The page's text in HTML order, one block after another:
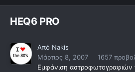
HEQ6 PRO
Από Nakis
Μάρτιος 8, 2007
1657
Εμφάνιση αστροφωτογραφιών